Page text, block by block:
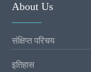
About Us
संक्षिप्त परिचय
इतिहास